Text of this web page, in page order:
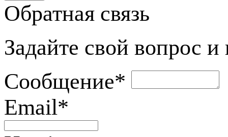
Обратная связь
Задайте свой вопрос
Сообщение*
Email*